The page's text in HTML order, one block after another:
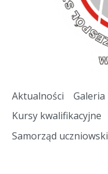
Aktualności Galeria
Kursy kwalifikacyjne
Samorząd uczniowski